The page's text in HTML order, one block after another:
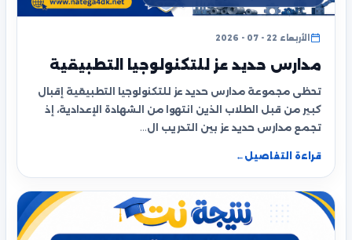
الأربعاء 22 - 07 - 2026
مدارس حديد عز للتكنولوجيا التطبيقية
تحظى مجموعة مدارس حديد عز للتكنولوجيا التطبيقية إقبال
كبير من قبل الطلاب الذين انتهوا من الشهادة الإعدادية، إذ
تجمع مدارس حديد عز بين التدريب ال…
قراءة التفاصيل ←